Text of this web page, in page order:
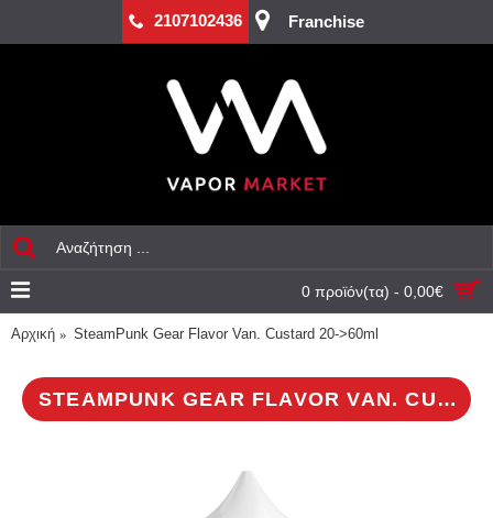
2107102436 Franchise
0 προϊόν(τα) - 0,00€
Αρχική SteamPunk Gear Flavor Van. Custard 20->60ml
STEAMPUNK GEAR FLAVOR VAN. CUSTARD 20->60ML